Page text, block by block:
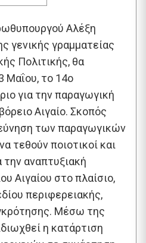
Αλέξη
γενικής γραμματείας
Πολιτικής, θα
Μαΐου, το 14ο
για την παραγωγική
Αιγαίο. Σκοπός
των παραγωγικών
τεθούν ποιοτικοί και
την αναπτυξιακή
Αιγαίου στο πλαίσιο,
περιφερειακής,
Μέσω της
η κατάρτιση